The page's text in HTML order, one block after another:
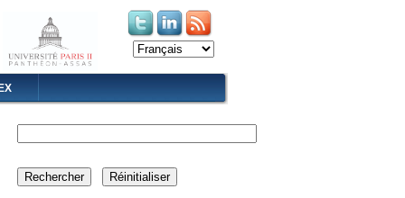
(le lien est externe)
(le lien est externe)